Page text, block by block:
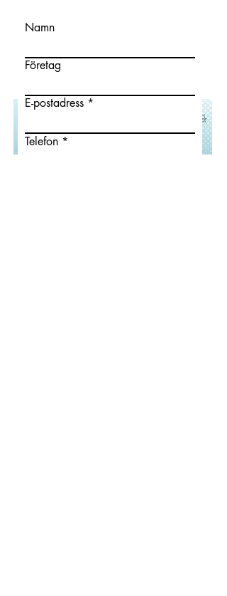
Namn
Företag
E-postadress
Telefon